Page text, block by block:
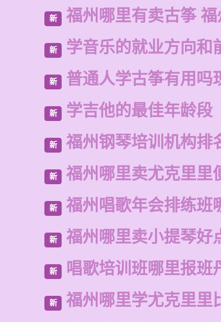
新 福州哪里有卖古筝
新 学音乐的就业方向和
新 普通人学古筝有用吗
新 学吉他的最佳年龄段
新 福州钢琴培训机构排
新 福州哪里卖尤克里里
新 福州唱歌年会排练班
新 福州哪里卖小提琴好
新 唱歌培训班哪里报班
新 福州哪里学尤克里里